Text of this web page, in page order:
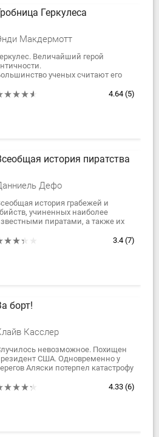
Геркулеса
Макдермотт
Величайший герой
ученых считают его
Нина Уайлд, обнаружившая
4.64 (5)
история пиратства
Дефо
история грабежей и
учиненных наиболее
пиратами, а также их
их первого появления на
3.4 (7)
борт!
Касслер
невозможное. Похищен
США. Одновременно у
Аляски потерпел катастрофу
на борту. Если не отыскать
4.33 (6)